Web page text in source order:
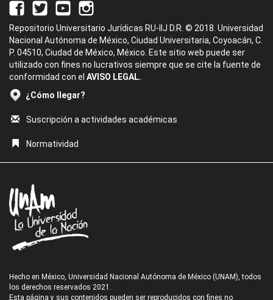
Repositorio Universitario Jurídicas RU-IIJ D.R. © 2018. Universidad
Nacional Autónoma de México, Ciudad Universitaria, Coyoacán, C.
P. 04510, Ciudad de México, México. Este sitio web puede ser
utilizado con fines no lucrativos siempre que se cite la fuente de
conformidad con el AVISO LEGAL.
¿Cómo llegar?
Suscripción a actividades académicas
Normatividad
Hecho en México, Universidad Nacional Autónoma de México (UNAM), todos
los derechos reservados 2021.
Esta página y sus contenidos pueden ser reproducidos con fines no